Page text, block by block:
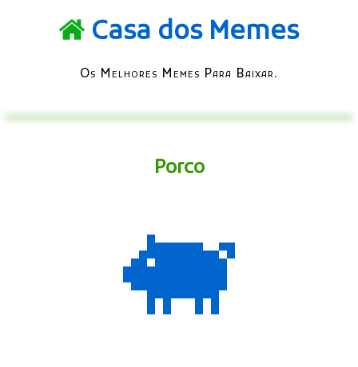
Casa dos Memes
Os Melhores Memes Para Baixar.
Porco
🐖